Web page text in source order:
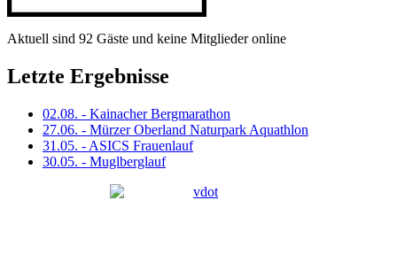
Aktuell sind 92 Gäste und keine Mitglieder online
Letzte Ergebnisse
02.08. - Kainacher Bergmarathon
27.06. - Mürzer Oberland Naturpark Aquathlon
31.05. - ASICS Frauenlauf
30.05. - Muglberglauf